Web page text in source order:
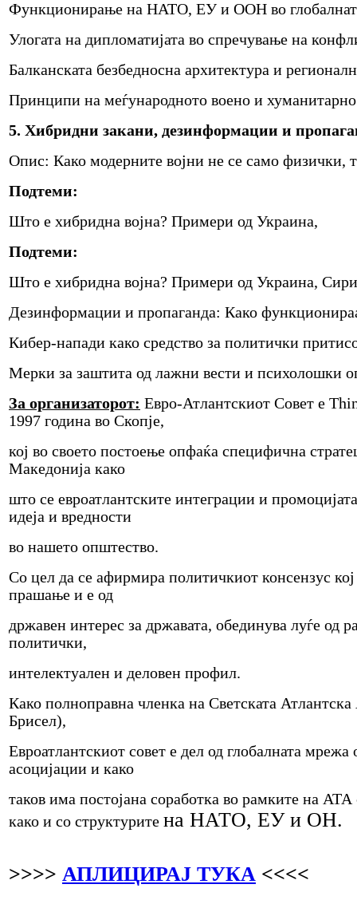
Функционирање на НАТО, ЕУ и ООН во
Улогата на дипломатијата во спречување на
Балканската безбедносна архитектура и
Принципи на меѓународното воено и
5. Хибридни закани, дезинформации и
Опис: Како модерните војни не се само физички,
Подтеми:
Што е хибридна војна? Примери од Украина,
Подтеми:
Што е хибридна војна? Примери од Украина,
Дезинформации и пропаганда: Како
Кибер-напади како средство за политички
Мерки за заштита од лажни вести и психолошки
За организаторот: Евро-Атлантскиот Совет е
1997 година во Скопје,
кој во своето постоење опфаќа специфична
Македонија како
што се евроатлантските интеграции и
идеја и вредности
во нашето општество.
Со цел да се афирмира политичкиот консензус
прашање и е од
државен интерес за државата, обединува луѓе од
политички,
интелектуален и деловен профил.
Како полноправна членка на Светската
Брисел),
Евроатлантскиот совет е дел од глобалната
асоцијации и како
таков има постојана соработка во рамките на АТА
како и со структурите на НАТО, ЕУ и ОН.
>>>> АПЛИЦИРАЈ ТУКА <<<<